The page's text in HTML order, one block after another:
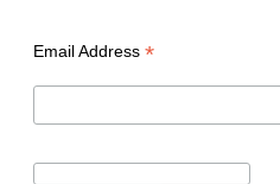
Email Address *